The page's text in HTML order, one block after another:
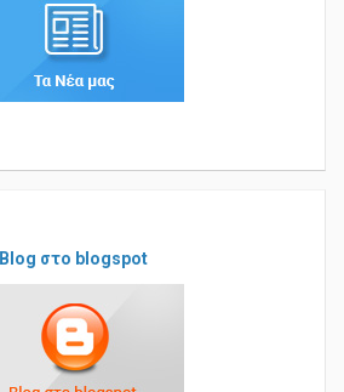
Blog στο blogspot